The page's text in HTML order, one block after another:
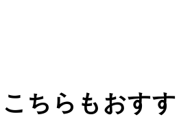
ちらもおすす